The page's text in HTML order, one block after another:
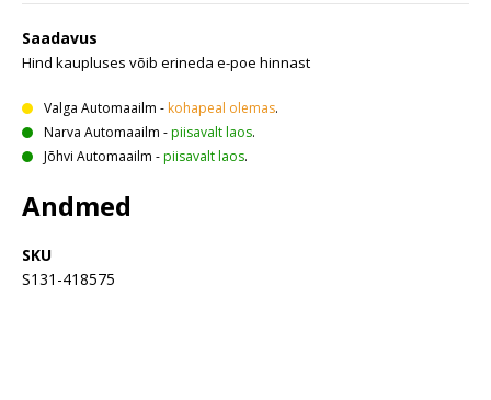
Saadavus
Hind kaupluses võib erineda e-poe hinnast
Valga Automaailm - kohapeal olemas.
Narva Automaailm -piisavalt laos.
Jõhvi Automaailm -piisavalt laos.
Andmed
SKU
S131-418575